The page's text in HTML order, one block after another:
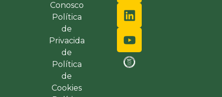
Conosco
Política
de
Privacida
de
Política
de
Cookies